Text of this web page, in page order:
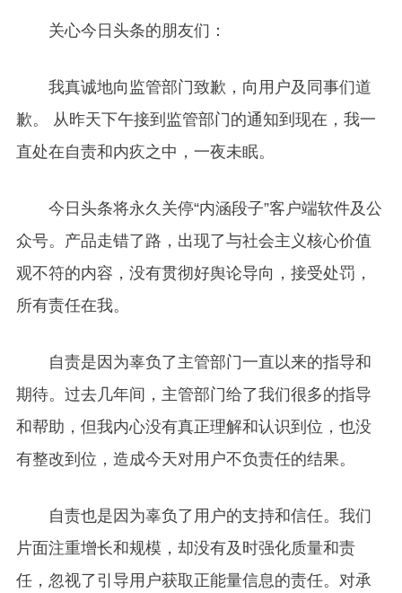
关心今日头条的朋友们：
我真诚地向监管部门致歉，向用户及同事们道
歉。 从昨天下午接到监管部门的通知到现在，我一
直处在自责和内疚之中，一夜未眠。
今日头条将永久关停“内涵段子”客户端软件及公
众号。产品走错了路，出现了与社会主义核心价值
观不符的内容，没有贯彻好舆论导向，接受处罚，
所有责任在我。
自责是因为辜负了主管部门一直以来的指导和
期待。过去几年间，主管部门给了我们很多的指导
和帮助，但我内心没有真正理解和认识到位，也没
有整改到位，造成今天对用户不负责任的结果。
自责也是因为辜负了用户的支持和信任。我们
片面注重增长和规模，却没有及时强化质量和责
任，忽视了引导用户获取正能量信息的责任。对承